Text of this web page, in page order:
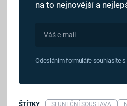
na to nejnovější a
Odesláním formuláře souhlasíte s
ŠTÍTKY SLUNEČNÍ SOUSTAVA